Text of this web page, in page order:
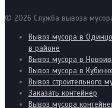
© 2026 Служба вывоза
Вывоз мусора в
в районе
Вывоз мусора в
Вывоз мусора в
Вывоз строительного
Заказать контейнер
Вывоз мусора